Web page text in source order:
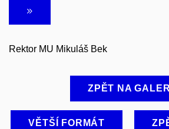
Rektor MU Mikuláš Bek
ZPĚT NA
VĚTŠÍ FORMÁT